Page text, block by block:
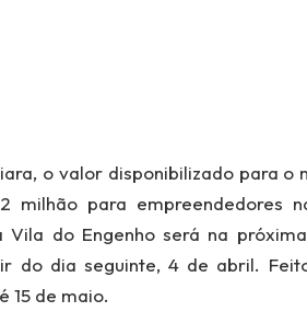
o valor disponibilizado para o
milhão para empreendedores
do Engenho será na
do dia seguinte, 4 de abril.
15 de maio.